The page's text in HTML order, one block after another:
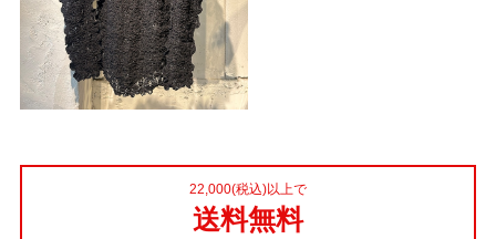
22,000(税込)以上で
送料無料